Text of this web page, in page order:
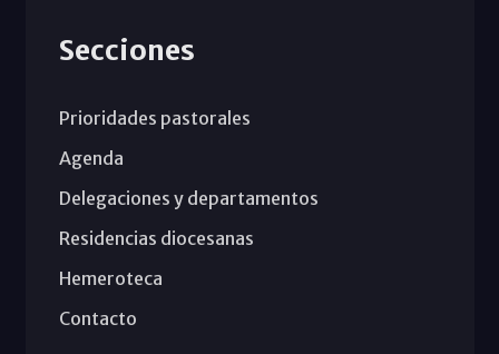
Secciones
Prioridades pastorales
Agenda
Delegaciones y departamentos
Residencias diocesanas
Hemeroteca
Contacto